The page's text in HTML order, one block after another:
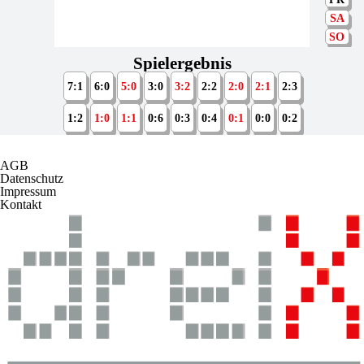
SA
SO
Spielergebnis
7:1 6:0 5:0 3:0 3:2 2:2 2:0 2:1 2:3
1:2 1:0 1:1 0:6 0:3 0:4 0:1 0:0 0:2
AGB
Datenschutz
Impressum
Kontakt